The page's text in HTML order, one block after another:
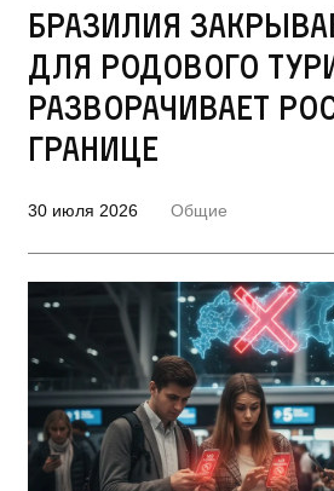
Бразилия
для родового
разворачивает
границе
30 июля 2026 Общие